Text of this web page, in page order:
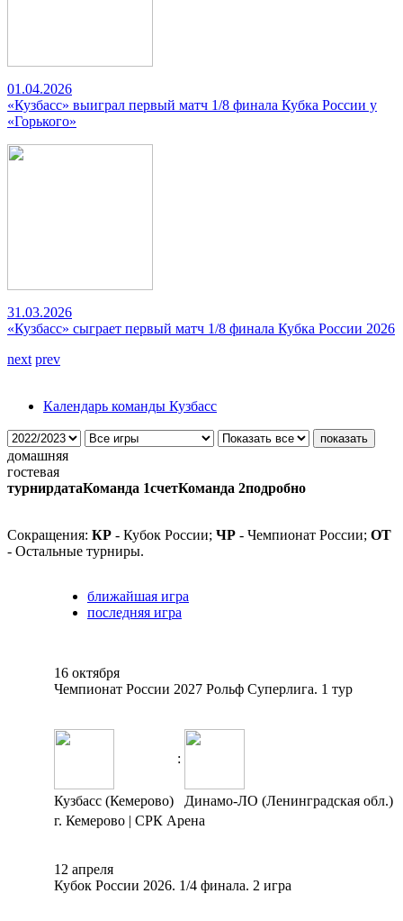
01.04.2026
«Кузбасс» выиграл первый матч 1/8 финала Кубка России у
«Горького»
31.03.2026
«Кузбасс» сыграет первый матч 1/8 финала Кубка России 2026
next prev
Календарь команды Кузбасс
домашняя
гостевая
турнирдатаКоманда 1счетКоманда 2подробно
Сокращения: КР - Кубок России; ЧР - Чемпионат России; ОТ
- Остальные турниры.
ближайшая игра
последняя игра
16 октября
Чемпионат России 2027 Рольф Суперлига. 1 тур
:
Кузбасс (Кемерово)
Динамо-ЛО (Ленинградская обл.)
г. Кемерово | СРК Арена
12 апреля
Кубок России 2026. 1/4 финала. 2 игра